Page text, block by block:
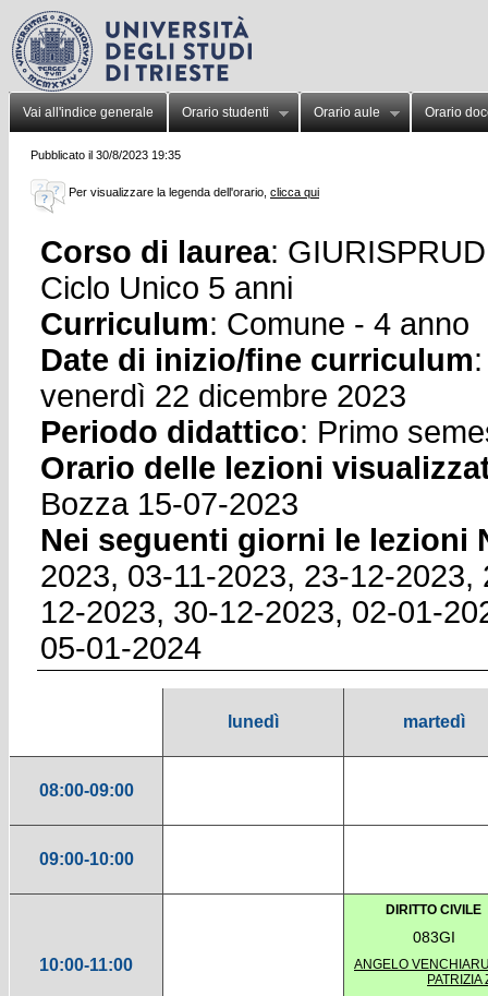
Vai all'indice generale Orario studenti Orario aule Orario
Pubblicato il 30/8/2023 19:35
Per visualizzare la legenda dell'orario, clicca qui
Corso di laurea:
Ciclo Unico 5 anni
Curriculum: Comune - 4 anno
Date di inizio/fine curriculum
venerdì 22 dicembre 2023
Periodo didattico: Primo
Orario delle lezioni
Bozza 15-07-2023
Nei seguenti giorni le lezioni
2023, 03-11-2023, 23-12-
12-2023, 30-12-2023, 02-01-
05-01-2024
lunedì martedì
08:00-09:00
09:00-10:00
10:00-11:00
DIRITTO CIVILE
083GI
ANGELO
PATRIZIA